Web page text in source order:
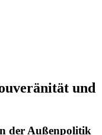
und
der Außenpolitik